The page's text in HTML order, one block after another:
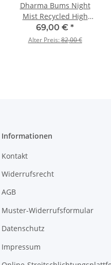
Dharma Bums Night
Mist Recycled High
Waist full length
69,00 € *
Alter Preis:82,00 €
Informationen
Kontakt
Widerrufsrecht
AGB
Muster-Widerrufsformular
Datenschutz
Impressum